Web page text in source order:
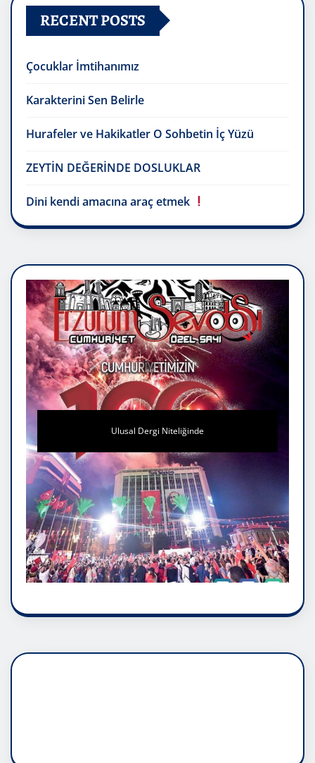
RECENT POSTS
Çocuklar İmtihanımız
Karakterini Sen Belirle
Hurafeler ve Hakikatler O Sohbetin İç Yüzü
ZEYTİN DEĞERİNDE DOSLUKLAR
Dini kendi amacına araç etmek
Ulusal Dergi Niteliğinde